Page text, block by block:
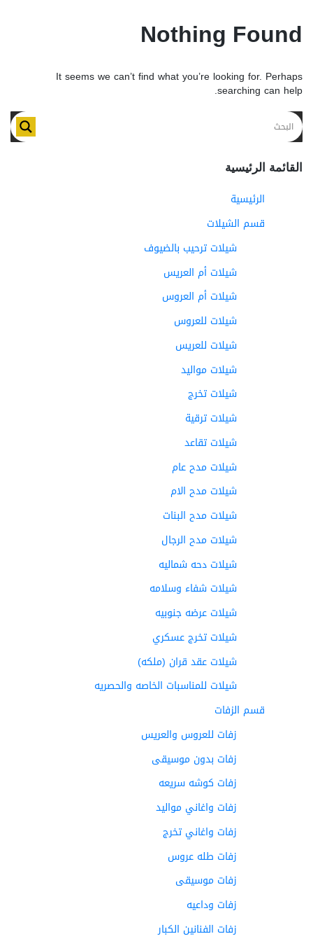
Nothing Found
It seems we can’t find what you’re looking for. Perhaps
searching can help.
القائمة الرئيسية
الرئيسية
قسم الشيلات
شيلات ترحيب بالضيوف
شيلات أم العريس
شيلات أم العروس
شيلات للعروس
شيلات للعريس
شيلات مواليد
شيلات تخرج
شيلات ترقية
شيلات تقاعد
شيلات مدح عام
شيلات مدح الام
شيلات مدح البنات
شيلات مدح الرجال
شيلات دحه شماليه
شيلات شفاء وسلامه
شيلات عرضه جنوبيه
شيلات تخرج عسكري
شيلات عقد قران (ملكه)
شيلات للمناسبات الخاصه والحصريه
قسم الزفات
زفات للعروس والعريس
زفات بدون موسيقى
زفات كوشه سريعه
زفات واغاني مواليد
زفات واغاني تخرج
زفات طله عروس
زفات موسيقى
زفات وداعيه
زفات الفنانين الكبار